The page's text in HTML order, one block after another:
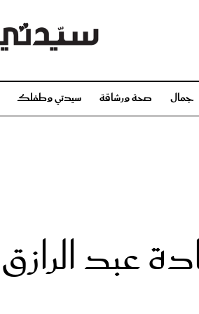
جمال صحة ورشاقة سيدتي وطفلك
مجلة سيدتي
مناسبات X سيدتي